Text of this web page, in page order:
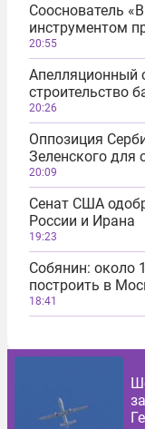
Сооснователь
инструментом
20:55
Апелляционный
строительство
20:26
Оппозиция
Зеленского для
20:09
Сенат США
России и Ирана
19:23
Собянин: около
построить в
18:41